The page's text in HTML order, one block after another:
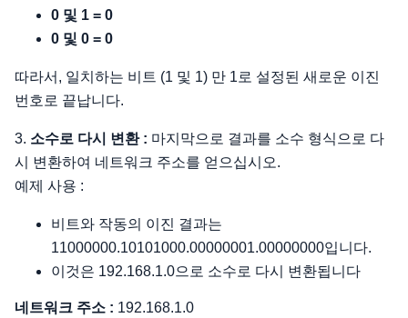
0 및 1 = 0
0 및 0 = 0
따라서, 일치하는 비트 (1 및 1) 만 1로 설정된 새로운 이진
번호로 끝납니다.
3. 소수로 다시 변환 : 마지막으로 결과를 소수 형식으로 다
시 변환하여 네트워크 주소를 얻으십시오.
예제 사용 :
비트와 작동의 이진 결과는
11000000.10101000.00000001.00000000입니다.
이것은 192.168.1.0으로 소수로 다시 변환됩니다
네트워크 주소 : 192.168.1.0